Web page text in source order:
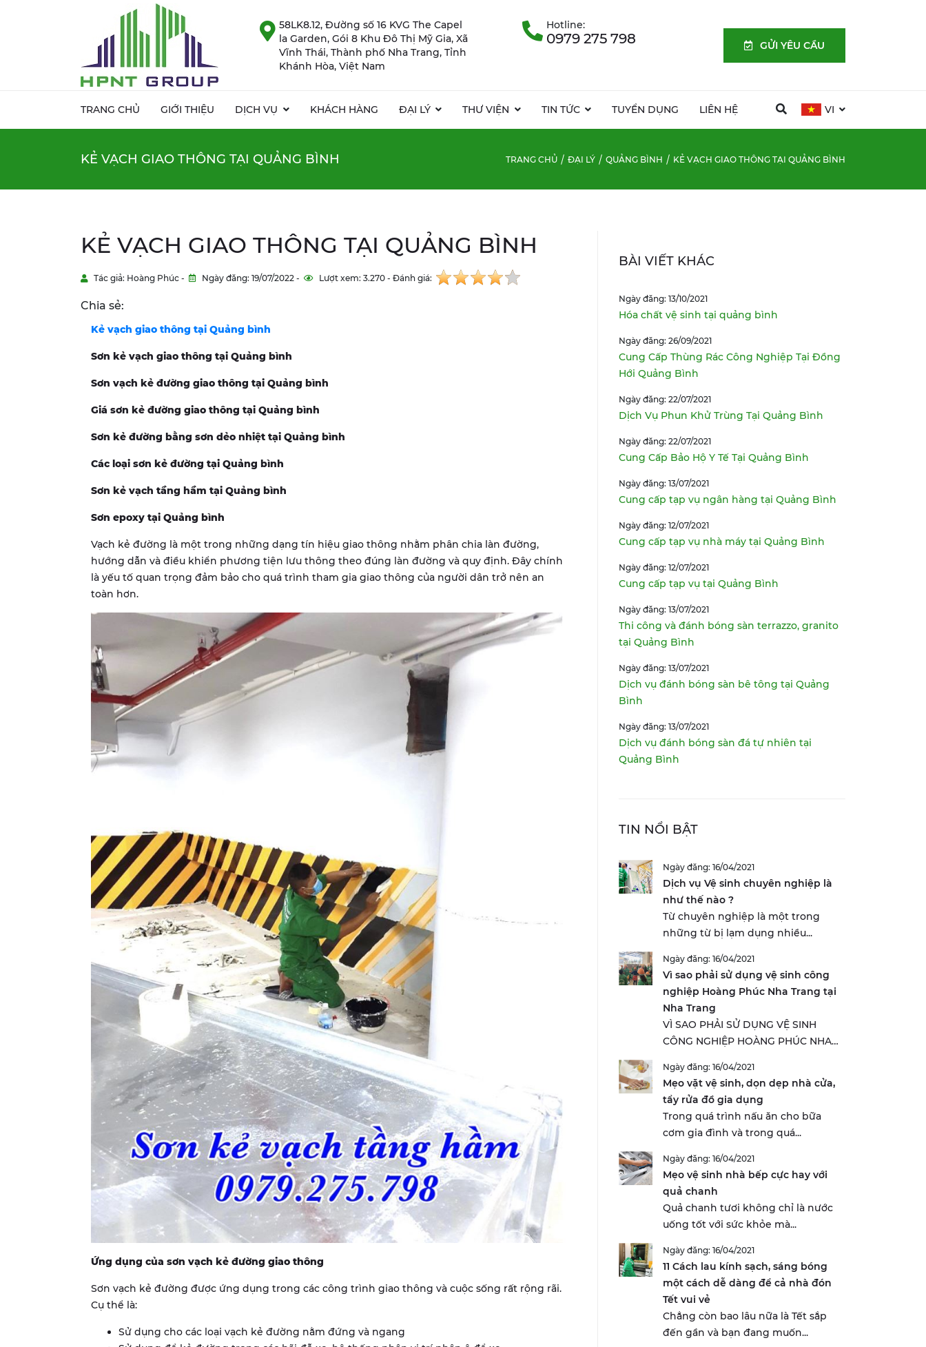
TRANG CHỦ GIỚI THIỆU DỊCH VỤ KHÁCH HÀNG ĐẠI LÝ THƯ VIỆN TIN TỨC TUYỂN DỤNG LIÊN HỆ VI
58LK8.12, Đường số 16 KVG The Capel
la Garden, Gói 8 Khu Đô Thị Mỹ Gia, Xã
Vĩnh Thái, Thành phố Nha Trang, Tỉnh
Khánh Hòa, Việt Nam
Hotline:
0979 275 798 GỬI YÊU CẦU
KẺ VẠCH GIAO THÔNG TẠI QUẢNG BÌNH TRANG CHỦ ĐẠI LÝ QUẢNG BÌNH KẺ VẠCH GIAO THÔNG TẠI QUẢNG BÌNH
KẺ VẠCH GIAO THÔNG TẠI QUẢNG BÌNH
Tác giả: Hoàng Phúc - Ngày đăng: 19/07/2022 - Lượt xem: 3.270 - Đánh giá:
Chia sẻ:
Kẻ vạch giao thông tại Quảng bình
Sơn kẻ vạch giao thông tại Quảng bình
Sơn vạch kẻ đường giao thông tại Quảng bình
Giá sơn kẻ đường giao thông tại Quảng bình
Sơn kẻ đường bằng sơn dẻo nhiệt tại Quảng bình
Các loại sơn kẻ đường tại Quảng bình
Sơn kẻ vạch tầng hầm tại Quảng bình
Sơn epoxy tại Quảng bình
Vạch kẻ đường là một trong những dạng tín hiệu giao thông nhằm phân chia làn đường,
hướng dẫn và điều khiển phương tiện lưu thông theo đúng làn đường và quy định. Đây chính
là yếu tố quan trọng đảm bảo cho quá trình tham gia giao thông của người dân trở nên an
toàn hơn.
Ứng dụng của sơn vạch kẻ đường giao thông
Sơn vạch kẻ đường được ứng dụng trong các công trình giao thông và cuộc sống rất rộng rãi.
Cụ thể là:
Sử dụng cho các loại vạch kẻ đường nằm đứng và ngang
BÀI VIẾT KHÁC
Ngày đăng: 13/10/2021
Hóa chất vệ sinh tại quảng bình
Ngày đăng: 26/09/2021
Cung Cấp Thùng Rác Công Nghiệp Tại Đồng
Hới Quảng Bình
Ngày đăng: 22/07/2021
Dịch Vụ Phun Khử Trùng Tại Quảng Bình
Ngày đăng: 22/07/2021
Cung Cấp Bảo Hộ Y Tế Tại Quảng Bình
Ngày đăng: 13/07/2021
Cung cấp tạp vụ ngân hàng tại Quảng Bình
Ngày đăng: 12/07/2021
Cung cấp tạp vụ nhà máy tại Quảng Bình
Ngày đăng: 12/07/2021
Cung cấp tạp vụ tại Quảng Bình
Ngày đăng: 13/07/2021
Thi công và đánh bóng sàn terrazzo, granito
tại Quảng Bình
Ngày đăng: 13/07/2021
Dịch vụ đánh bóng sàn bê tông tại Quảng
Bình
Ngày đăng: 13/07/2021
Dịch vụ đánh bóng sàn đá tự nhiên tại
Quảng Bình
TIN NỔI BẬT
Ngày đăng: 16/04/2021
Dịch vụ Vệ sinh chuyên nghiệp là
như thế nào ?
Từ chuyên nghiệp là một trong
những từ bị lạm dụng nhiều...
Ngày đăng: 16/04/2021
Vì sao phải sử dụng vệ sinh công
nghiệp Hoàng Phúc Nha Trang tại
Nha Trang
VÌ SAO PHẢI SỬ DỤNG VỆ SINH
CÔNG NGHIỆP HOÀNG PHÚC NHA
Ngày đăng: 16/04/2021
Mẹo vặt vệ sinh, dọn dẹp nhà cửa,
tẩy rửa đồ gia dụng
Trong quá trình nấu ăn cho bữa
cơm gia đình và trong quá...
Ngày đăng: 16/04/2021
Mẹo vệ sinh nhà bếp cực hay với
quả chanh
Quả chanh tươi không chỉ là nước
uống tốt với sức khỏe mà...
Ngày đăng: 16/04/2021
11 Cách lau kính sạch, sáng bóng
một cách dễ dàng để cả nhà đón
Tết vui vẻ
Chẳng còn bao lâu nữa là Tết sắp
đến gần và bạn đang muốn...